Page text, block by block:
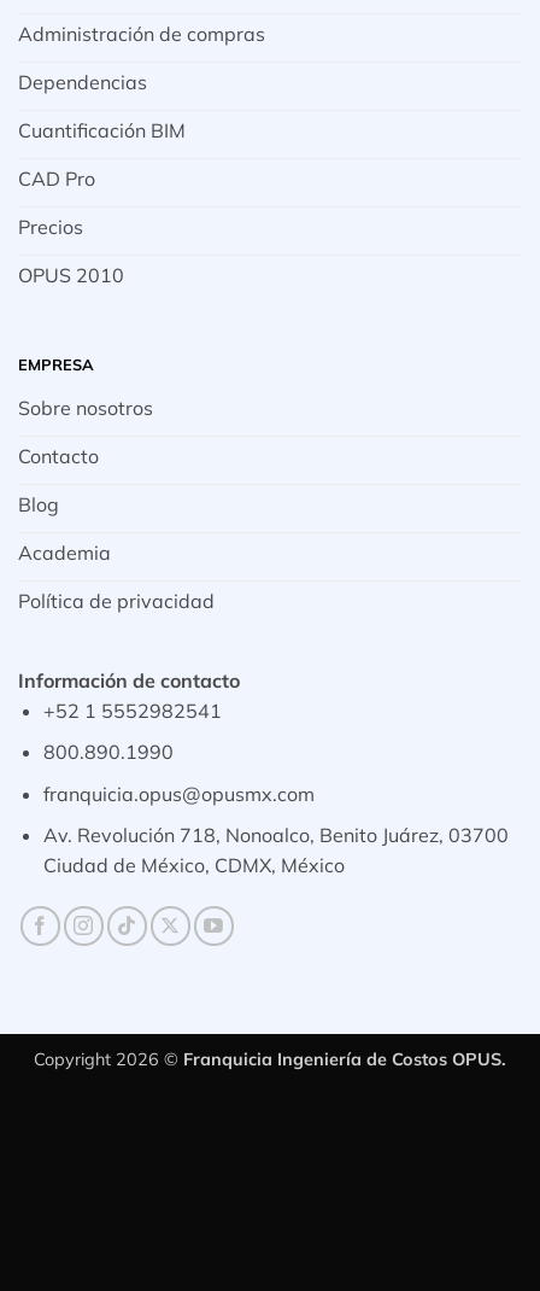
Administración de compras
Dependencias
Cuantificación BIM
CAD Pro
Precios
OPUS 2010
EMPRESA
Sobre nosotros
Contacto
Blog
Academia
Política de privacidad
Información de contacto
+52 1 5552982541
800.890.1990
franquicia.opus@opusmx.com
Av. Revolución 718, Nonoalco, Benito Juárez, 03700
Ciudad de México, CDMX, México
Copyright 2026 © Franquicia Ingeniería de Costos OPUS.